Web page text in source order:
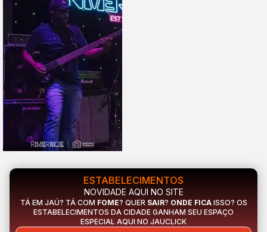
ESTABELECIMENTOS
NOVIDADE AQUI NO SITE
TÁ EM JAÚ? TÁ COM FOME? QUER SAIR? ONDE FICAISSO? OS
ESTABELECIMENTOS DA CIDADE GANHAM SEU ESPAÇO
ESPECIAL AQUI NO JAUCLICK